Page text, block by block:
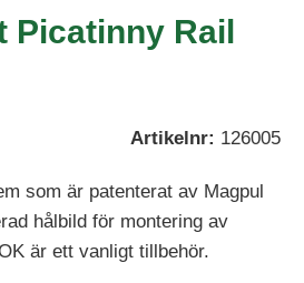
Picatinny Rail
Artikelnr: 126005
som är patenterat av Magpul
hålbild för montering av
är ett vanligt tillbehör.